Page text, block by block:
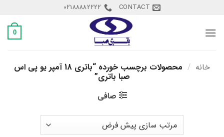
content
CONTACT
02188882222
0
خانه / محصولات برچسب خورده “باتری 18 آمپر یو پی اس
صبا باتری”
صافی